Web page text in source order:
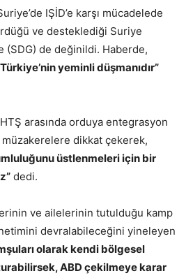
IŞİD’e karşı mücadelede
ve desteklediği Suriye
(SDG) de değinildi. Haberde,
yeminli düşmanıdır”
arasında orduya entegrasyon
dikkat çekerek,
üstlenmeleri için bir
dedi.
ve ailelerinin tutulduğu kamp
devralabileceğini yineleyen
olarak kendi bölgesel
ABD çekilmeye karar